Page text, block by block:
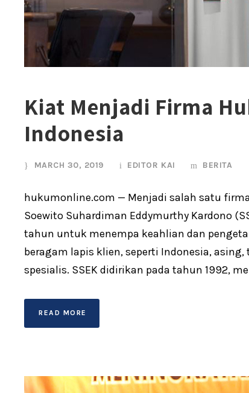
Kiat Menjadi Firma
Indonesia
MARCH 30, 2019 EDITOR KAI BERITA
hukumonline.com — Menjadi salah satu
Soewito Suhardiman Eddymurthy Kardono
tahun untuk menempa keahlian dan
beragam lapis klien, seperti Indonesia,
spesialis. SSEK didirikan pada tahun 1992,
READ MORE